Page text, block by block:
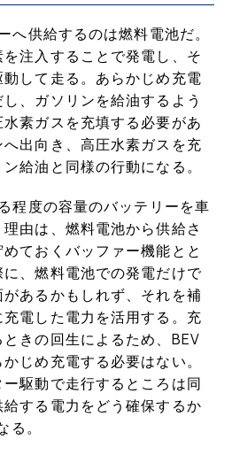
へ供給するのは燃料電池だ。
注入することで発電し、そ
して走る。あらかじめ充電
、ガソリンを給油するよう
素ガスを充填する必要があ
出向き、高圧水素ガスを充
給油と同様の行動になる。
程度の容量のバッテリーを車
由は、燃料電池から供給さ
ておくバッファー機能とと
、燃料電池での発電だけで
あるかもしれず、それを補
電した電力を活用する。充
きの回生によるため、BEV
じめ充電する必要はない。
駆動で走行するところは同
する電力をどう確保するか
。